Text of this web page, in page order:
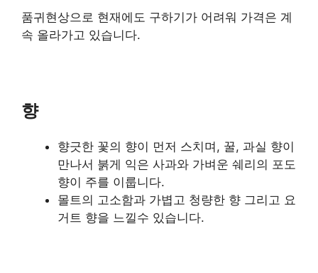
품귀현상으로 현재에도 구하기가 어려워 가격은 계
속 올라가고 있습니다.
향
향긋한 꽃의 향이 먼저 스치며, 꿀, 과실 향이
만나서 붉게 익은 사과와 가벼운 쉐리의 포도
향이 주를 이룹니다.
몰트의 고소함과 가볍고 청량한 향 그리고 요
거트 향을 느낄수 있습니다.